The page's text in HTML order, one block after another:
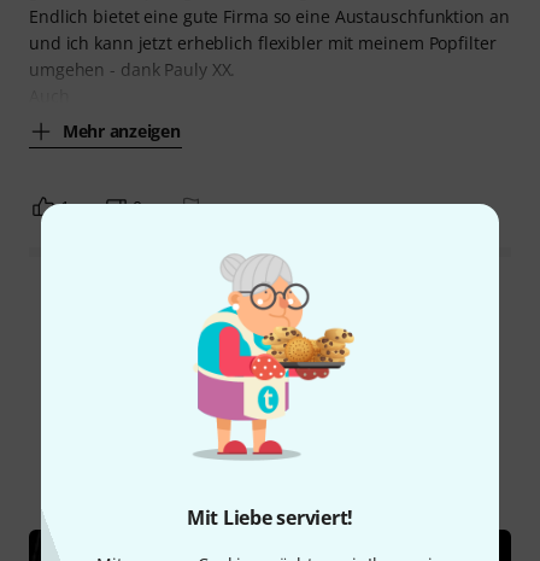
Mit Liebe serviert!
Endlich bietet eine gute Firma so eine Austauschfunktion an
und ich kann jetzt erheblich flexibler mit meinem Popfilter
umgehen - dank Pauly XX.
Mehr anzeigen
1 0 BEWERTUNG MELDEN
Alle Bewertungen lesen
Schon gewusst?